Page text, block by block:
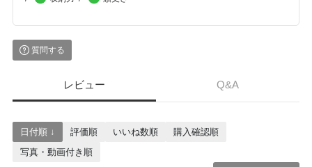
質問する
レビュー Q&A
日付順 ↓ 評価順 いいね数順
購入確認順
写真・動画付き順